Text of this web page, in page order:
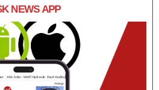
NEWS APP